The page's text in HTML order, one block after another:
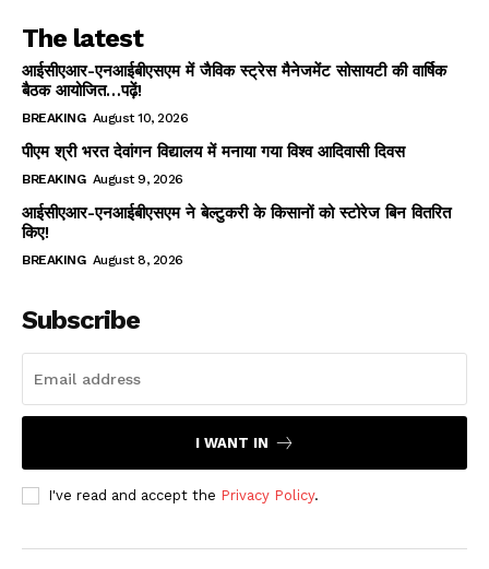
The latest
आईसीएआर-एनआईबीएसएम में जैविक स्ट्रेस मैनेजमेंट सोसायटी की वार्षिक
बैठक आयोजित…पढ़ें!
BREAKING August 10, 2026
पीएम श्री भरत देवांगन विद्यालय में मनाया गया विश्व आदिवासी दिवस
BREAKING August 9, 2026
आईसीएआर-एनआईबीएसएम ने बेल्टुकरी के किसानों को स्टोरेज बिन वितरित
किए!
BREAKING August 8, 2026
Subscribe
I WANT IN
I've read and accept the Privacy Policy.